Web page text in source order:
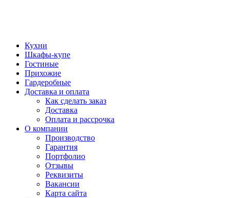
Кухни
Шкафы-купе
Гостиные
Прихожие
Гардеробные
Доставка и оплата
Как сделать заказ
Доставка
Оплата и рассрочка
О компании
Производство
Гарантия
Портфолио
Отзывы
Реквизиты
Вакансии
Карта сайта